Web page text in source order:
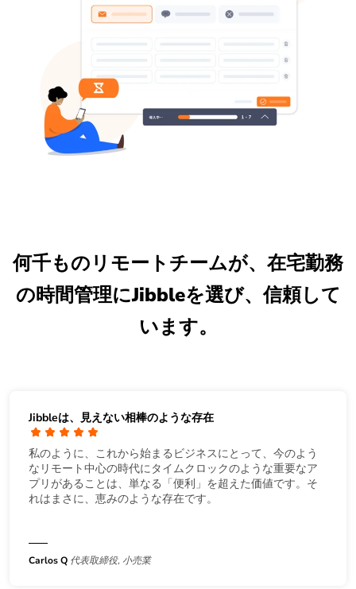
何千ものリモートチームが、在宅勤務
の時間管理にJibbleを選び、信頼して
います。
Jibbleは、見えない相棒のような存在
私のように、これから始まるビジネスにとって、今のよう
なリモート中心の時代にタイムクロックのような重要なア
プリがあることは、単なる「便利」を超えた価値です。そ
れはまさに、恵みのような存在です。
Carlos Q 代表取締役, 小売業